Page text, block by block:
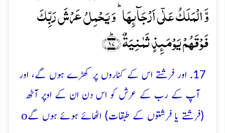
وَّ الۡمَلَکُ عَلٰۤی اَرۡجَآئِہَا ؕ وَ یَحۡمِلُ عَرۡشَ رَبِّکَ
فَوۡقَہُمۡ یَوۡمَئِذٍ ثَمٰنِیَۃٌ ﴿ؕ۱۷﴾
17. اور فرشتے اس کے کناروں پر کھڑے ہوں گے، اور
آپ کے رب کے عرش کو اس دن ان کے اوپر آٹھ
(فرشتے یا فرشتوں کے طبقات) اٹھائے ہوئے ہوں گےo